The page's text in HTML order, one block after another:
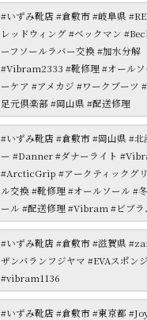
#いずみ靴店 #倉敷市 #岐阜県
レッドウィング #ベックマン
ーフソールラバー交換 #加水分解
#Vibram2333 #靴修理 #オールソ
ーケア #アメカジ #ワークブーツ
足元倶楽部 #岡山県 #配送修理
#いずみ靴店 #倉敷市 #岡山県 #北
ー #Danner #ダナーライト
#ArcticGrip #アークティックグ
ル交換 #靴修理 #オールソール #
ール #配送修理 #Vibram #ビブラ
#いずみ靴店 #倉敷市 #滋賀県
ザンバランフジヤマ #EVAスポン
#vibram1136
#いずみ靴店 #倉敷市 #東京都